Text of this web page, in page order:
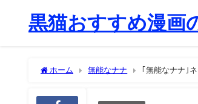
黒猫おすすめ漫画
ホーム 無能なナナ ｢無能なナナ｣